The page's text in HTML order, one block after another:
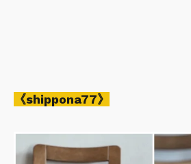
《shippona77》